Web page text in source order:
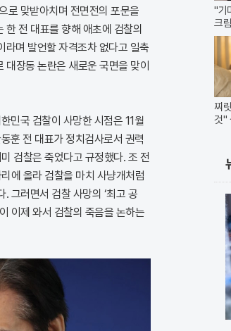
로 맞받아치며 전면전의 포문을
전 대표를 향해 애초에 검찰의
라며 발언할 자격조차 없다고 일축
장동 논란은 새로운 국면을 맞이
민국 검찰이 사망한 시점은 11월
훈 전 대표가 정치검사로서 권력
검찰은 죽었다고 규정했다. 조 전
에 올라 검찰을 마치 사냥개처럼
그러면서 검찰 사망의 ‘최고 공
이제 와서 검찰의 죽음을 논하는
"기
크
찌
것"